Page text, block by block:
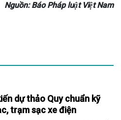
Nguồn: Báo Pháp luật Việt Nam
dự thảo Quy chuẩn kỹ
trạm sạc xe điện